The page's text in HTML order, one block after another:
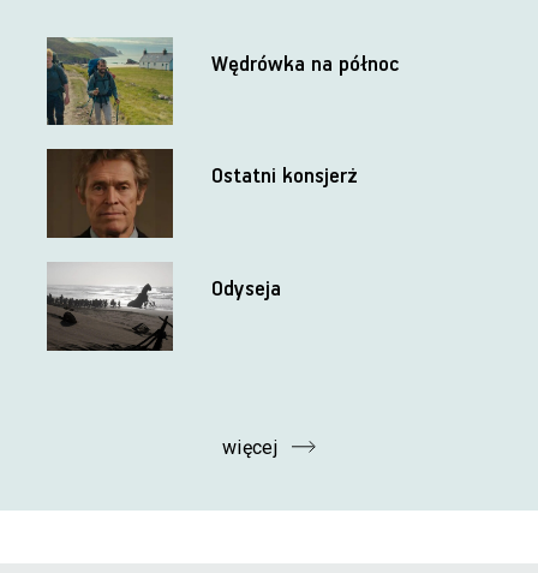
Wędrówka na północ
Ostatni konsjerż
Odyseja
więcej